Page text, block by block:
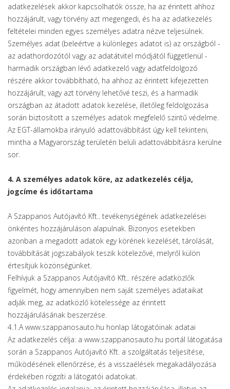
adatkezelések akkor kapcsolhatók össze, ha az érintett ahhoz
hozzájárult, vagy törvény azt megengedi, és ha az adatkezelés
feltételei minden egyes személyes adatra nézve teljesülnek.
Személyes adat (beleértve a különleges adatot is) az országból -
az adathordozótól vagy az adatátvitel módjától függetlenül -
harmadik országban lévő adatkezelő vagy adatfeldolgozó
részére akkor továbbítható, ha ahhoz az érintett kifejezetten
hozzájárult, vagy azt törvény lehetővé teszi, és a harmadik
országban az átadott adatok kezelése, illetőleg feldolgozása
során biztosított a személyes adatok megfelelő szintű védelme.
Az EGT-államokba irányuló adattovábbítást úgy kell tekinteni,
mintha a Magyarország területén belüli adattovábbításra kerülne
sor.
4. A személyes adatok köre, az adatkezelés célja,
jogcíme és időtartama
A Szappanos Autójavító Kft.. tevékenységének adatkezelései
önkéntes hozzájáruláson alapulnak. Bizonyos esetekben
azonban a megadott adatok egy körének kezelését, tárolását,
továbbítását jogszabályok teszik kötelezővé, melyről külön
értesítjük közönségünket.
Felhívjuk a Szappanos Autójavító Kft.. részére adatközlők
figyelmét, hogy amennyiben nem saját személyes adataikat
adják meg, az adatközlő kötelessége az érintett
hozzájárulásának beszerzése.
4.1.A www.szappanosauto.hu honlap látogatóinak adatai
Az adatkezelés célja: a www.szappanosauto.hu portál látogatása
során a Szappanos Autójavító Kft. a szolgáltatás teljesítése,
működésének ellenőrzése, és a visszaélések megakadályozása
érdekében rögzíti a látogatói adatokat.